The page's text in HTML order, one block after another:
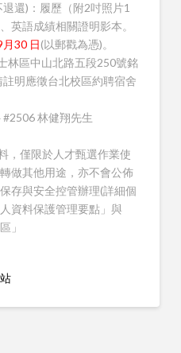
還)：履歷（附2吋照片1
英語成績相關證明影本。
30 日(以郵戳為憑)。
林區中山北路五段250號銘
明應徵台北校區約聘宿舍
林健翔先生
，僅限於人才甄選作業使
做其他用途，亦不會公佈
存與安全控管辦理(詳細個
資料保護管理要點」與
」